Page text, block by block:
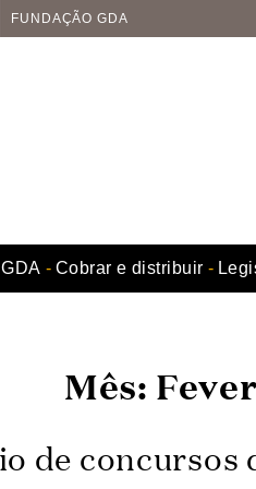
FUNDAÇÃO GDA
GDA Cobrar e distribuir
Mês:
de concursos